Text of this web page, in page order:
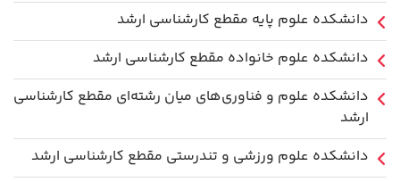
دانشکده علوم پایه مقطع کارشناسی ارشد
دانشکده علوم خانواده مقطع کارشناسی ارشد
دانشکده علوم و فناوری‌های میان رشته‌ای مقطع کارشناسی
ارشد
دانشکده علوم ورزشی و تندرستی مقطع کارشناسی ارشد